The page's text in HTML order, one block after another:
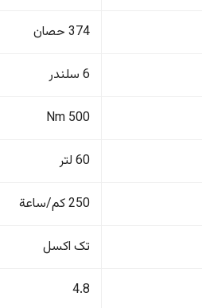
374 حصان
6 سلندر
500 Nm
60 لتر
250 كم/ساعة
تک اکسل
4.8